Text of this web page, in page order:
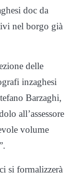
doc da
nel borgo già
delle
inzaghesi
Barzaghi,
all’assessore
volume
si formalizzerà